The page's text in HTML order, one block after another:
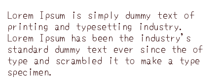
Lorem Ipsum is simply dummy text of
printing and typesetting industry.
Lorem Ipsum has been the industry's
standard dummy text ever since the of
type and scrambled it to make a type
specimen.